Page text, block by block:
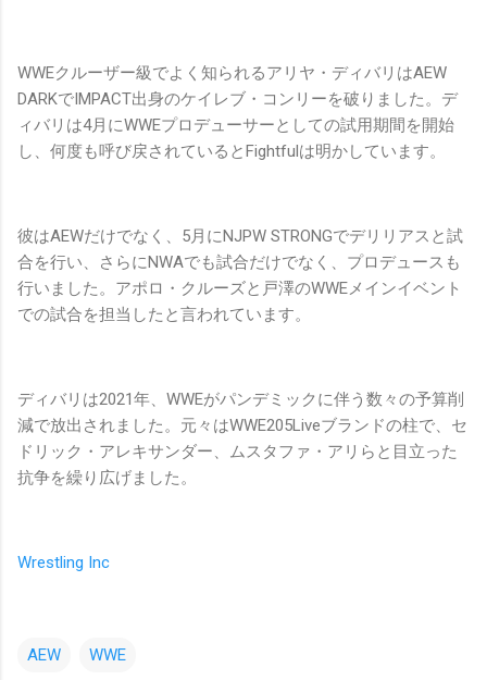
WWEクルーザー級でよく知られるアリヤ・ディバリはAEW
DARKでIMPACT出身のケイレブ・コンリーを破りました。デ
ィバリは4月にWWEプロデューサーとしての試用期間を開始
し、何度も呼び戻されているとFightfulは明かしています。
彼はAEWだけでなく、5月にNJPW STRONGでデリリアスと試
合を行い、さらにNWAでも試合だけでなく、プロデュースも
行いました。アポロ・クルーズと戸澤のWWEメインイベント
での試合を担当したと言われています。
ディバリは2021年、WWEがパンデミックに伴う数々の予算削
減で放出されました。元々はWWE205Liveブランドの柱で、セ
ドリック・アレキサンダー、ムスタファ・アリらと目立った
抗争を繰り広げました。
Wrestling Inc
AEW WWE